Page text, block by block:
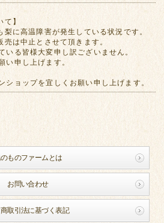
】
に高温障害が発生している状況です。
は中止とさせて頂きます。
いる皆様大変申し訳ございません。
い申し上げます。
ショップを宜しくお願い申し上げます。
ものファームとは
お問い合わせ
取引法に基づく表記